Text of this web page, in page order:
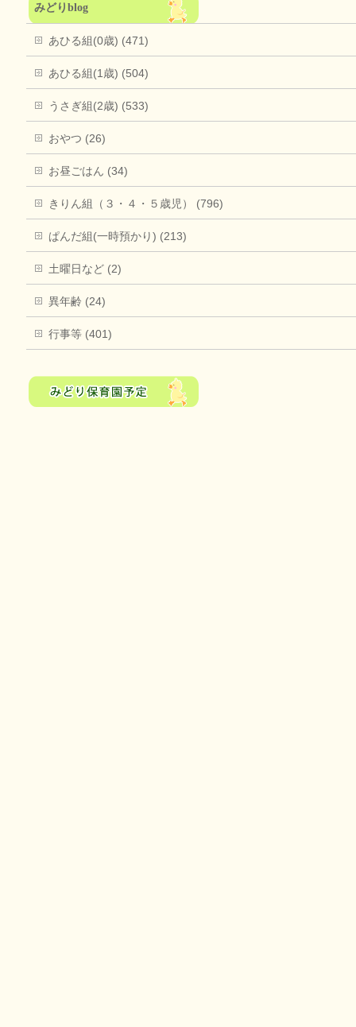
みどりblog
あひる組(0歳) (471)
あひる組(1歳) (504)
うさぎ組(2歳) (533)
おやつ (26)
お昼ごはん (34)
きりん組（３・４・５歳児） (796)
ぱんだ組(一時預かり) (213)
土曜日など (2)
異年齢 (24)
行事等 (401)